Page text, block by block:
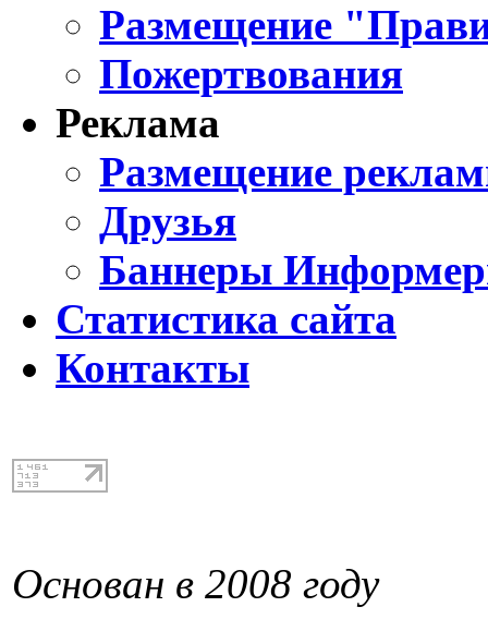
Размещение
Пожертвования
Реклама
Размещение
Друзья
Баннеры
Статистика сайта
Контакты
Основан в 2008 году